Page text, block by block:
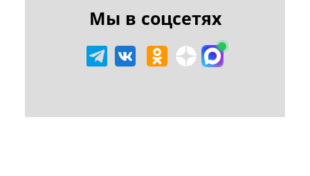
Мы в соцсетях